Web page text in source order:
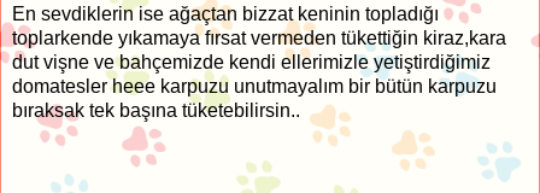
En sevdiklerin ise ağaçtan bizzat keninin topladığı
toplarkende yıkamaya fırsat vermeden tükettiğin kiraz,kara
dut vişne ve bahçemizde kendi ellerimizle yetiştirdiğimiz
domatesler heee karpuzu unutmayalım bir bütün karpuzu
bıraksak tek başına tüketebilirsin..